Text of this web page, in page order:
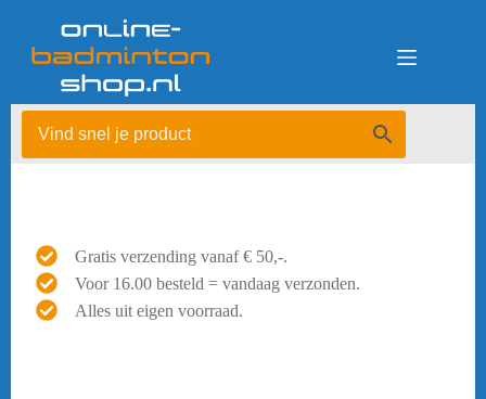
Gratis verzending vanaf € 50,-.
Voor 16.00 besteld = vandaag verzonden.
Alles uit eigen voorraad.